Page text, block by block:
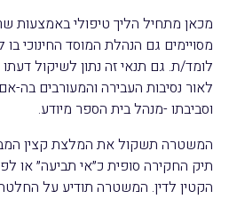
מכאן מתחיל הליך טיפולי באמצעות
מסויימים גם הנהלת המוסד החינוכי
לומד/ת. גם תנאי זה נתון לשיקול
לאור נסיבות העבירה והמעורבים
וסביבתו -מנהל בית הספר מיודע.
המשטרה תשקול את המלצת קצין
תיק החקירה סופית כ״אי תביעה״ או
הקטין לדין. המשטרה תודיע על